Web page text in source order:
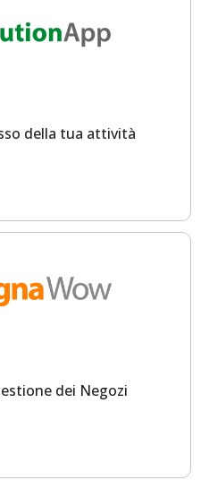
della tua attività
dei Negozi